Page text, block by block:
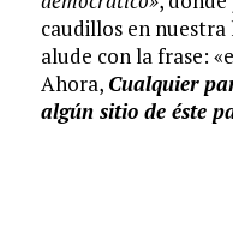
caudillos en
alude con la frase:
Ahora, Cualquier
algún sitio de éste